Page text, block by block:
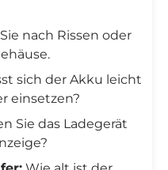
nach Rissen oder
sich der Akku leicht
einsetzen?
Sie das Ladegerät